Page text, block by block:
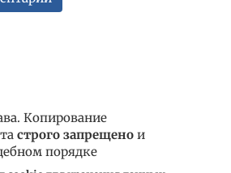
Копирование
строго запрещено и
порядке